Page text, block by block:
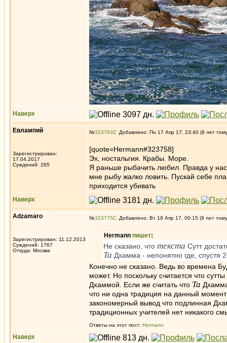
Наверх
Евлампий
Зарегистрирован:
17.04.2017
Суждений: 265
№323763 Добавлено: Пн 17 Апр 17, 23:40 (9 лет
[quote=Hermann#323758]
Эх, ностальгия. Крабы. Море.
Я раньше рыбачить любил. Правда у
мне рыбу жалко ловить. Пускай себе
приходится убивать
Наверх
Adzamaro
Зарегистрирован: 11.12.2013
Суждений: 1767
Откуда: Москва
№323775 Добавлено: Вт 18 Апр 17, 00:15 (9 лет
Hermann пишет:
Не сказано, что текста Сутт
Та Дхамма - непонятно где, спустя
Конечно не сказано. Ведь во времена
может. Но поскольку считается что
Дхаммой. Если же считать что Та
что ни одна традиция на данный
закономерный вывод что подлинная
традиционных учителей нет никакого
Ответы на этот пост: Hermann
Наверх